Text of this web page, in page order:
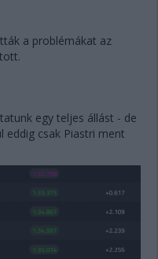
a problémákat az
egy teljes állást - de
eddig csak Piastri ment